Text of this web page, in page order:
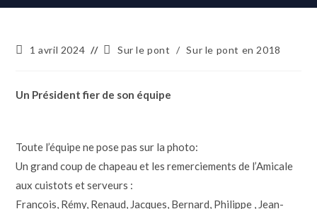
1 avril 2024 Sur le pont / Sur le pont en 2018
Un Président fier de son équipe
Toute l’équipe ne pose pas sur la photo:
Un grand coup de chapeau et les remerciements de l’Amicale
aux cuistots et serveurs :
François, Rémy, Renaud, Jacques, Bernard, Philippe , Jean-